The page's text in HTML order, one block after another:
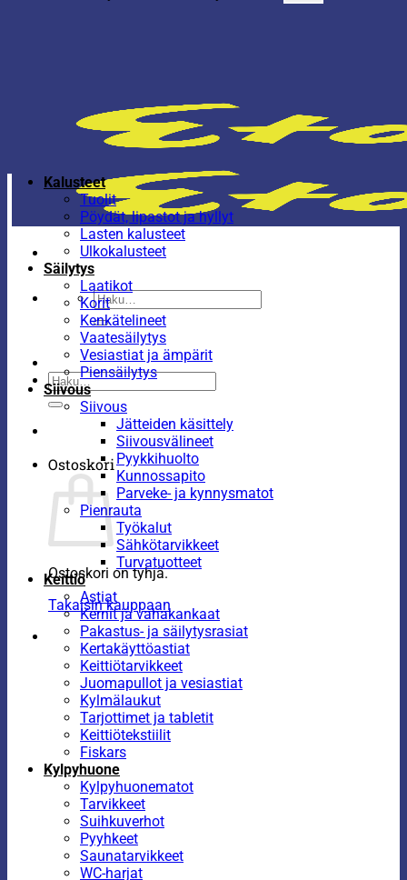
Etsi:
Etsi:
Ostoskori
Ostoskori on tyhjä.
Takaisin kauppaan
Kalusteet
Tuolit
Pöydät, lipastot ja hyllyt
Lasten kalusteet
Ulkokalusteet
Säilytys
Laatikot
Korit
Kenkätelineet
Vaatesäilytys
Vesiastiat ja ämpärit
Piensäilytys
Siivous
Siivous
Jätteiden käsittely
Siivousvälineet
Pyykkihuolto
Kunnossapito
Parveke- ja kynnysmatot
Pienrauta
Työkalut
Sähkötarvikkeet
Turvatuotteet
Keittiö
Astiat
Kernit ja vahakankaat
Pakastus- ja säilytysrasiat
Kertakäyttöastiat
Keittiötarvikkeet
Juomapullot ja vesiastiat
Kylmälaukut
Tarjottimet ja tabletit
Keittiötekstiilit
Fiskars
Kylpyhuone
Kylpyhuonematot
Tarvikkeet
Suihkuverhot
Pyyhkeet
Saunatarvikkeet
WC-harjat